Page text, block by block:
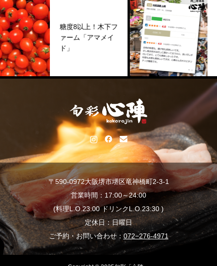
糖度8以上！木下フ
ァーム「アマメイ
ド」
〒590-0972大阪堺市堺区竜神橋町2-3-1
営業時間：17:00～24:00
(料理L.O.23:00 ドリンクL.O.23:30 )
定休日：日曜日
ご予約・お問い合わせ： 072−276-4971